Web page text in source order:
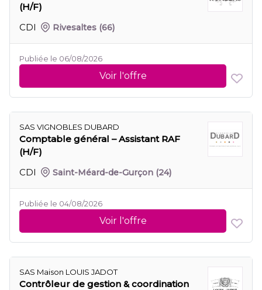
(H/F)
CDI
Rivesaltes (66)
Publiée le 06/08/2026
Voir l'offre
SAS VIGNOBLES DUBARD
Comptable général – Assistant RAF
(H/F)
CDI
Saint-Méard-de-Gurçon (24)
Publiée le 04/08/2026
Voir l'offre
SAS Maison LOUIS JADOT
Contrôleur de gestion & coordination